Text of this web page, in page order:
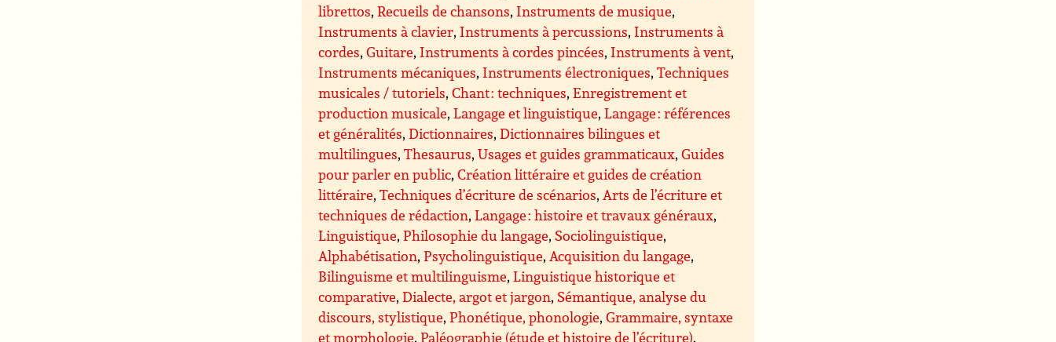
librettos,Recueils de chansons, Instruments de musique,
Instruments à clavier, Instruments à percussions, Instruments à
cordes,Guitare, Instruments à cordes pincées, Instruments à vent,
Instruments mécaniques, Instruments électroniques,Techniques
musicales / tutoriels,Chant : techniques,Enregistrement et
production musicale,Langage et linguistique,Langage : références
et généralités,Dictionnaires,Dictionnaires bilingues et
multilingues,Thesaurus,Usages et guides grammaticaux,Guides
pour parler en public,Création littéraire et guides de création
littéraire,Techniques d’écriture de scénarios,Arts de l’écriture et
techniques de rédaction,Langage : histoire et travaux généraux,
Linguistique,Philosophie du langage, Sociolinguistique,
Alphabétisation,Psycholinguistique,Acquisition du langage,
Bilinguisme et multilinguisme,Linguistique historique et
comparative,Dialecte, argot et jargon, Sémantique, analyse du
discours, stylistique,Phonétique, phonologie,Grammaire, syntaxe
et morphologie,Paléographie (étude et histoire de l’écriture),